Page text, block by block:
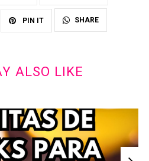
PIN IT SHARE
ALSO LIKE